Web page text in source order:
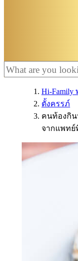
Hi-
ตั้งครรภ์
คนท้องกิน
จากแพท